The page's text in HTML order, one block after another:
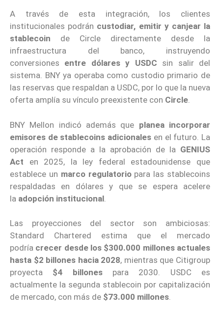
A través de esta integración, los clientes
institucionales podrán custodiar, emitir y canjear la
stablecoin de Circle directamente desde la
infraestructura del banco, instruyendo
conversiones entre dólares y USDC sin salir del
sistema. BNY ya operaba como custodio primario de
las reservas que respaldan a USDC, por lo que la nueva
oferta amplía su vínculo preexistente con Circle.
BNY Mellon indicó además que planea incorporar
emisores de stablecoins adicionales en el futuro. La
operación responde a la aprobación de la GENIUS
Act en 2025, la ley federal estadounidense que
establece un marco regulatoriopara las stablecoins
respaldadas en dólares y que se espera acelere
la adopción institucional
Las proyecciones del sector son ambiciosas:
Standard Chartered estima que el mercado
podría crecer desde los $300.000 millones actuales
hasta $2 billones hacia 2028, mientras que Citigroup
proyecta $4 billonespara 2030. USDC es
actualmente la segunda stablecoin por capitalización
de mercado, con más de $73.000 millones.